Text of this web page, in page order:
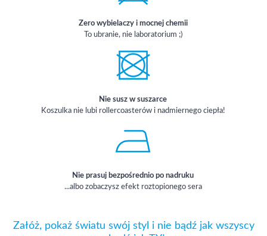
Zero wybielaczy i mocnej chemii
To ubranie, nie laboratorium ;)
Nie susz w suszarce
Koszulka nie lubi rollercoasterów i nadmiernego ciepła!
Nie prasuj bezpośrednio po nadruku
...albo zobaczysz efekt roztopionego sera
Załóż, pokaż światu swój styl i nie bądź jak wszyscy